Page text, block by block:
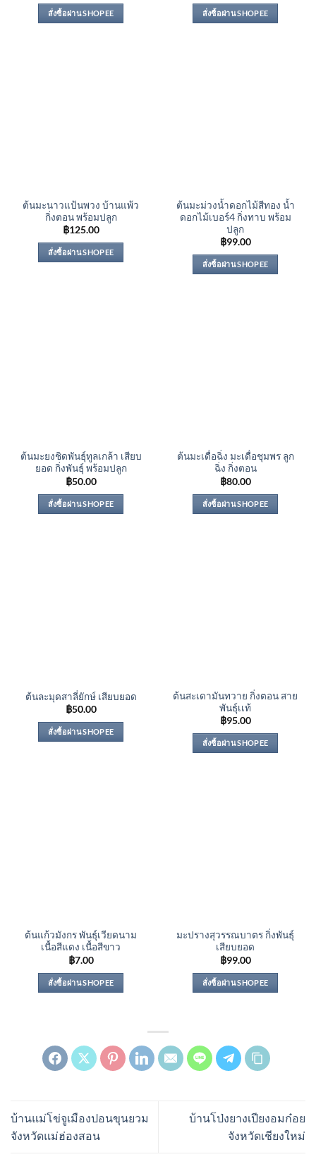
สั่งซื้อผ่าน SHOPEE สั่งซื้อผ่าน SHOPEE
ต้นมะนาวแป้นพวง บ้านแพ้ว
กิ่งตอน พร้อมปลูก
฿125.00
สั่งซื้อผ่าน SHOPEE
ต้นมะม่วงน้ำดอกไม้สีทอง น้ำ
ดอกไม้เบอร์4 กิ่งทาบ พร้อม
ปลูก
฿99.00
สั่งซื้อผ่าน SHOPEE
ต้นมะยงชิดพันธุ์ทูลเกล้า เสียบ
ยอด กิ่งพันธุ์ พร้อมปลูก
฿50.00
สั่งซื้อผ่าน SHOPEE
ต้นมะเดื่อฉิ่ง มะเดื่อชุมพร ลูก
ฉิ่ง กิ่งตอน
฿80.00
สั่งซื้อผ่าน SHOPEE
ต้นละมุดสาลี่ยักษ์ เสียบยอด
฿50.00
สั่งซื้อผ่าน SHOPEE
ต้นสะเดามันทวาย กิ่งตอน สาย
พันธุ์เเท้
฿95.00
สั่งซื้อผ่าน SHOPEE
ต้นแก้วมังกร พันธุ์เวียดนาม
เนื้อสีแดง เนื้อสีขาว
฿7.00
สั่งซื้อผ่าน SHOPEE
มะปรางสุวรรณบาตร กิ่งพันธุ์
เสียบยอด
฿99.00
สั่งซื้อผ่าน SHOPEE
บ้านแม่โข่จูเมืองปอนขุนยวม
จังหวัดแม่ฮ่องสอน
บ้านโป่งยางเปียงอมก๋อย
จังหวัดเชียงใหม่